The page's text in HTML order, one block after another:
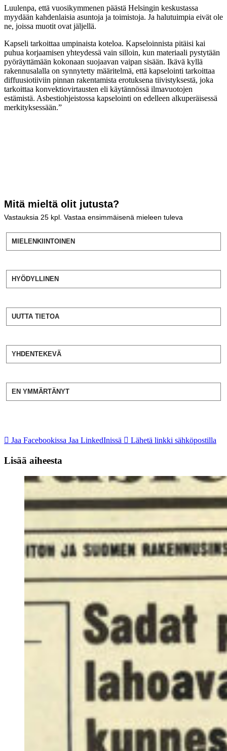
Luulenpa, että vuosikymmenen päästä Helsingin keskustassa
myydään kahdenlaisia asuntoja ja toimistoja. Ja halutuimpia eivät ole
ne, joissa muotit ovat jäljellä.
Kapseli tarkoittaa umpinaista koteloa. Kapseloinnista pitäisi kai
puhua korjaamisen yhteydessä vain silloin, kun materiaali pystytään
pyöräyttämään kokonaan suojaavan vaipan sisään. Ikävä kyllä
rakennusalalla on synnytetty määritelmä, että kapselointi tarkoittaa
diffuusiotiiviin pinnan rakentamista erotuksena tiivistyksestä, joka
tarkoittaa konvektiovirtausten eli käytännössä ilmavuotojen
estämistä. Asbestiohjeistossa kapselointi on edelleen alkuperäisessä
merkityksessään.”
Mitä mieltä olit jutusta?
Vastauksia 25 kpl. Vastaa ensimmäisenä mieleen tuleva
MIELENKIINTOINEN
HYÖDYLLINEN
UUTTA TIETOA
YHDENTEKEVÄ
EN YMMÄRTÄNYT
Jaa Facebookissa Jaa LinkedInissä Lähetä linkki sähköpostilla
Lisää aiheesta